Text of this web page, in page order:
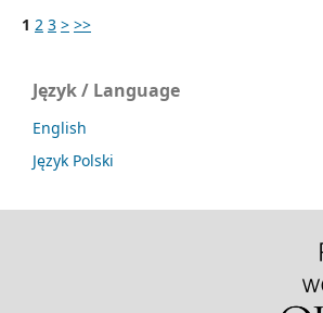
1 2 3 > >>
Język / Language
English
Język Polski